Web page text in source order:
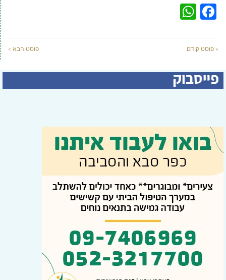
Facebook
« פוסט קודם פוסט הבא »